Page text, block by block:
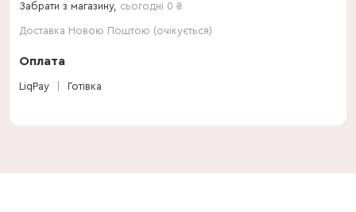
Забрати з магазину, сьогодні 0 ₴
Доставка Новою Поштою (очікується)
Оплата
LiqPay Готівка